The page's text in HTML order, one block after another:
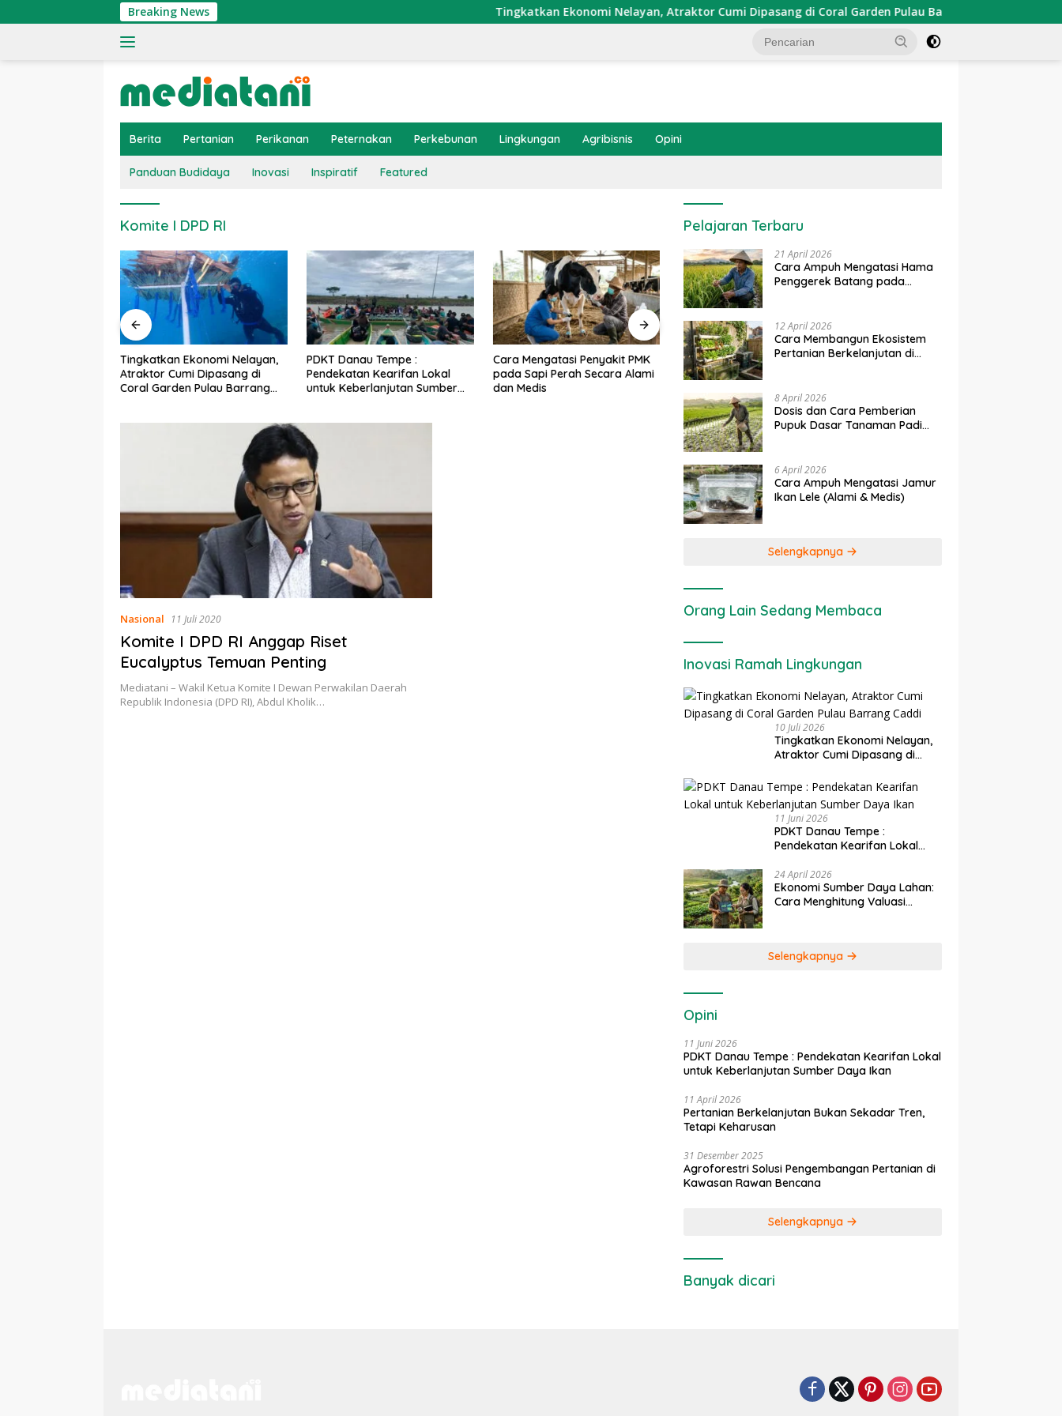
ke
Breaking News Tingkatkan Ekonomi Nelayan, Atraktor Cumi Dipasang di Coral Garden Pulau Barrang Caddi
Berita Pertanian Perikanan Peternakan Perkebunan Lingkungan Agribisnis Opini
Panduan Budidaya Inovasi Inspiratif Featured
Komite I DPD RI
PDKT Danau Tempe :
Pendekatan Kearifan Lokal
untuk Keberlanjutan Sumber
Cara Mengatasi Penyakit PMK
pada Sapi Perah Secara Alami
dan Medis
Dosis dan Cara Pemupukan
Tanaman Padi pada Fase
Vegetatif Aktif yang Tepat
Penerapan IoT dalam
Pertanian Modern di Indonesia
Ekonomi Sumber Daya Lahan:
Nasional 11 Juli 2020
Komite I DPD RI Anggap Riset
Eucalyptus Temuan Penting
Mediatani – Wakil Ketua Komite I Dewan Perwakilan Daerah
Republik Indonesia (DPD RI), Abdul Kholik…
Pelajaran Terbaru
21 April 2026
Cara Ampuh Mengatasi Hama
Penggerek Batang pada
12 April 2026
Cara Membangun Ekosistem
Pertanian Berkelanjutan di
8 April 2026
Dosis dan Cara Pemberian
Pupuk Dasar Tanaman Padi
6 April 2026
Cara Ampuh Mengatasi Jamur
Ikan Lele (Alami & Medis)
Selengkapnya
Orang Lain Sedang Membaca
Inovasi Ramah Lingkungan
10 Juli 2026
Tingkatkan Ekonomi Nelayan,
Atraktor Cumi Dipasang di
Caddi
11 Juni 2026
PDKT Danau Tempe :
Pendekatan Kearifan Lokal
Daya Ikan
24 April 2026
Ekonomi Sumber Daya Lahan:
Cara Menghitung Valuasi
Selengkapnya
Opini
11 Juni 2026
PDKT Danau Tempe : Pendekatan Kearifan Lokal
untuk Keberlanjutan Sumber Daya Ikan
11 April 2026
Pertanian Berkelanjutan Bukan Sekadar Tren,
Tetapi Keharusan
31 Desember 2025
Agroforestri Solusi Pengembangan Pertanian di
Kawasan Rawan Bencana
Selengkapnya
Banyak dicari